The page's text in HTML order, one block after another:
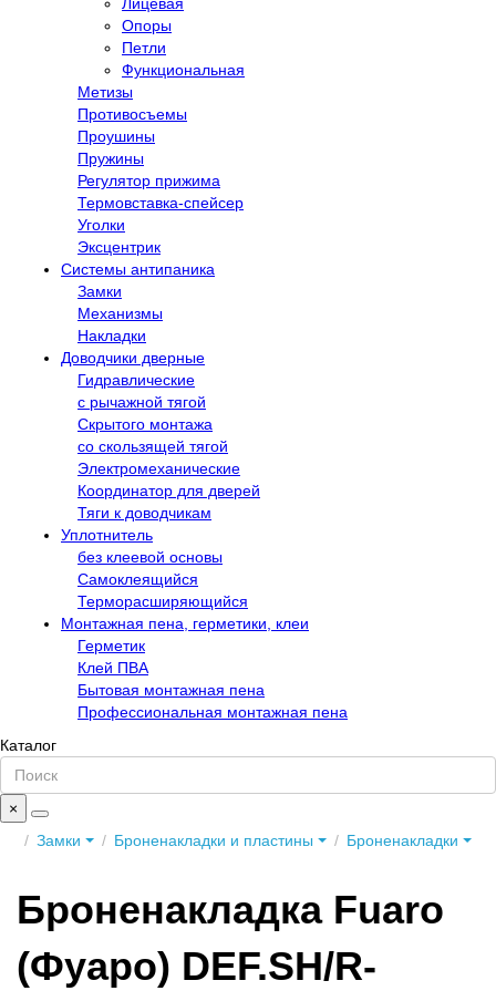
Лицевая
Опоры
Петли
Функциональная
Метизы
Противосъемы
Проушины
Пружины
Регулятор прижима
Термовставка-спейсер
Уголки
Эксцентрик
Системы антипаника
Замки
Механизмы
Накладки
Доводчики дверные
Гидравлические
с рычажной тягой
Скрытого монтажа
со скользящей тягой
Электромеханические
Координатор для дверей
Тяги к доводчикам
Уплотнитель
без клеевой основы
Самоклеящийся
Терморасширяющийся
Монтажная пена, герметики, клеи
Герметик
Клей ПВА
Бытовая монтажная пена
Профессиональная монтажная пена
Каталог
×
Замки
Броненакладки и пластины Броненакладки
Броненакладка Fuaro
(Фуаро) DEF.SH/R-